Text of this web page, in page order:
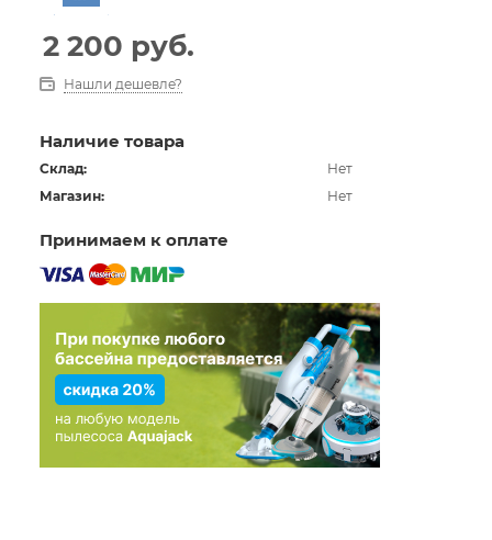
2 200 руб.
Нашли дешевле?
Наличие товара
Склад:
Нет
Магазин:
Нет
Принимаем к оплате